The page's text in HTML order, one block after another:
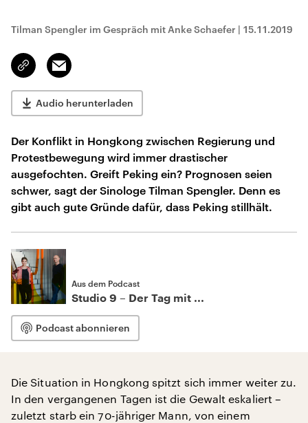
Tilman Spengler im Gespräch mit Anke Schaefer | 15.11.2019
Link
kopieren/teilen
Email
Audio herunterladen
Der Konflikt in Hongkong zwischen Regierung und
Protestbewegung wird immer drastischer
ausgefochten. Greift Peking ein? Prognosen seien
schwer, sagt der Sinologe Tilman Spengler. Denn es
gibt auch gute Gründe dafür, dass Peking stillhält.
Aus dem Podcast
Studio 9 – Der Tag mit ...
Podcast abonnieren
Die Situation in Hongkong spitzt sich immer weiter zu.
In den vergangenen Tagen ist die Gewalt eskaliert –
zuletzt starb ein 70-jähriger Mann, von einem